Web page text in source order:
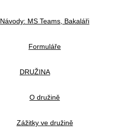
Návody: MS Teams, Bakaláři
Formuláře
DRUŽINA
O družině
Zážitky ve družině